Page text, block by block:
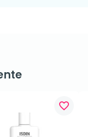
favorite_border